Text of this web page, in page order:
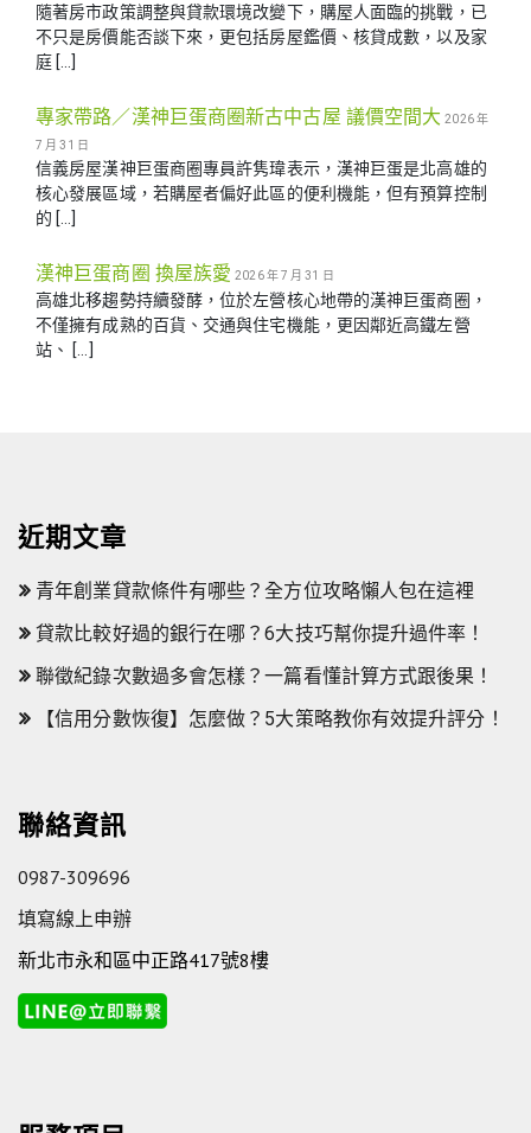
隨著房市政策調整與貸款環境改變下，購屋人面臨的挑戰，已
不只是房價能否談下來，更包括房屋鑑價、核貸成數，以及家
庭 […]
專家帶路／漢神巨蛋商圈新古中古屋 議價空間大 2026 年
7 月 31 日
信義房屋漢神巨蛋商圈專員許隽瑋表示，漢神巨蛋是北高雄的
核心發展區域，若購屋者偏好此區的便利機能，但有預算控制
的 […]
漢神巨蛋商圈 換屋族愛 2026 年 7 月 31 日
高雄北移趨勢持續發酵，位於左營核心地帶的漢神巨蛋商圈，
不僅擁有成熟的百貨、交通與住宅機能，更因鄰近高鐵左營
站、 […]
近期文章
青年創業貸款條件有哪些？全方位攻略懶人包在這裡
貸款比較好過的銀行在哪？6大技巧幫你提升過件率！
聯徵紀錄次數過多會怎樣？一篇看懂計算方式跟後果！
【信用分數恢復】怎麼做？5大策略教你有效提升評分！
聯絡資訊
0987-309696
填寫線上申辦
新北市永和區中正路417號8樓